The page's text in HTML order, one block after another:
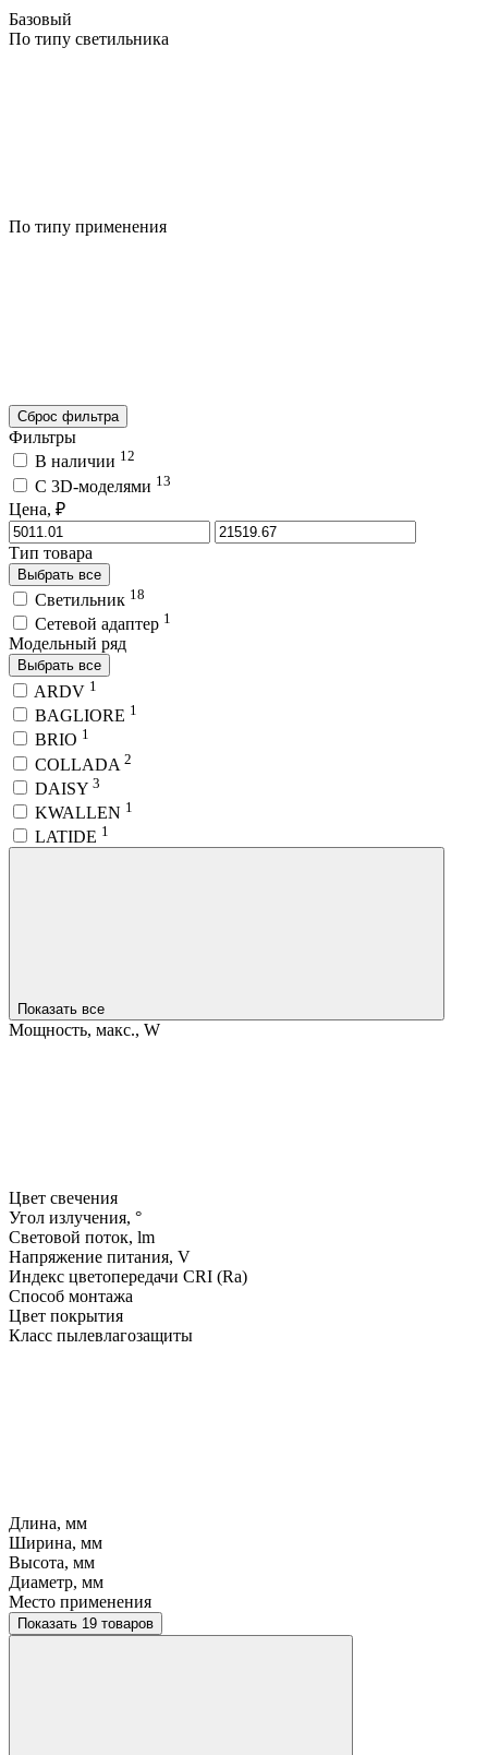
Базовый
По типу светильника
По типу применения
Сброс фильтра
Фильтры
В наличии 12
C 3D-моделями 13
Цена, ₽
Тип товара
Выбрать все
Светильник 18
Сетевой адаптер 1
Модельный ряд
Выбрать все
ARDV 1
BAGLIORE 1
BRIO 1
COLLADA 2
DAISY 3
KWALLEN 1
LATIDE 1
Показать все
Мощность, макс., W
Цвет свечения
Угол излучения, °
Световой поток, lm
Напряжение питания, V
Индекс цветопередачи CRI (Ra)
Способ монтажа
Цвет покрытия
Класс пылевлагозащиты
Длина, мм
Ширина, мм
Высота, мм
Диаметр, мм
Место применения
Показать 19 товаров